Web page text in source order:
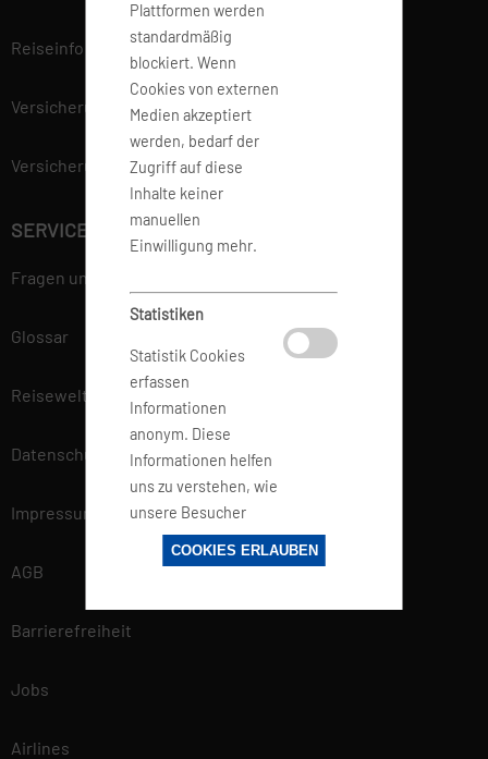
Plattformen werden
standardmäßig
blockiert. Wenn
Cookies von externen
Medien akzeptiert
werden, bedarf der
Zugriff auf diese
Inhalte keiner
manuellen
Einwilligung mehr.
Statistiken
Statistik Cookies
erfassen
Informationen
anonym. Diese
Informationen helfen
uns zu verstehen, wie
unsere Besucher
unsere Website
nutzen.
Marketing
COOKIES ERLAUBEN
Reiseinfo
Versicherung
Versicherungsvertrag widerrufen
SERVICE
Fragen und Antworten
Glossar
Reisewelt
Datenschutz
Impressum
AGB
Barrierefreiheit
Jobs
Airlines